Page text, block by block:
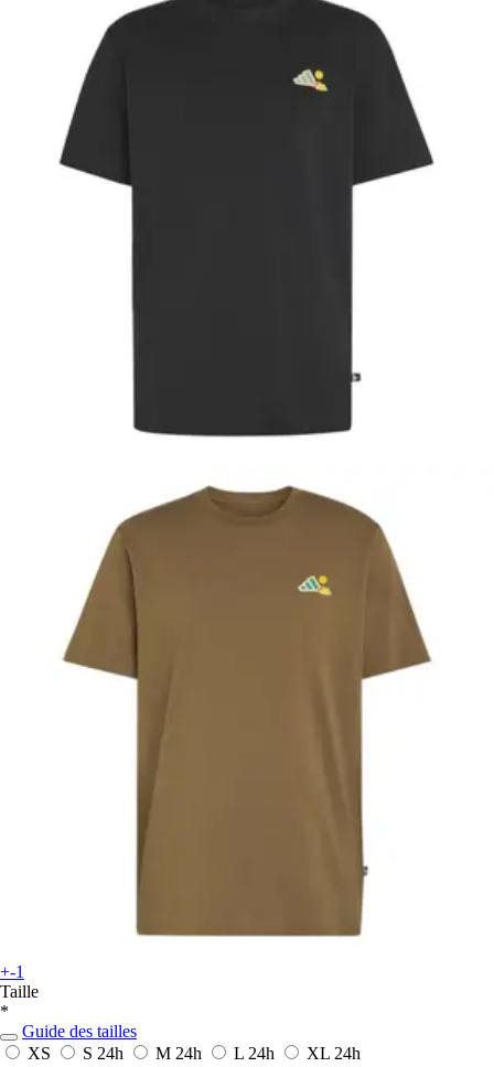
+-1
Taille
*
Guide des tailles
XS
S 24h M 24h L 24h XL 24h